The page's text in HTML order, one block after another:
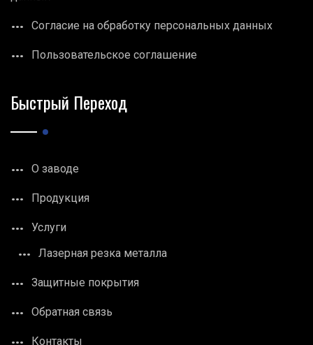
Согласие на обработку персональных данных
Пользовательское соглашение
Быстрый Переход
О заводе
Продукция
Услуги
Лазерная резка металла
Защитные покрытия
Обратная связь
Контакты